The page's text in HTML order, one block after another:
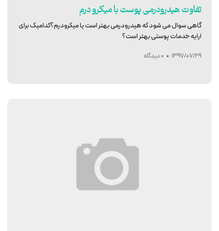
تفاوت هیدرودرمی پوست با میکرو درم
گاهی سوال می شود که هیدرودرمی بهتر است یا میکرودرم؟کدامیک برای
ارایه خدمات پوستی بهتر است؟
1397/07/29 0 دیدگاه